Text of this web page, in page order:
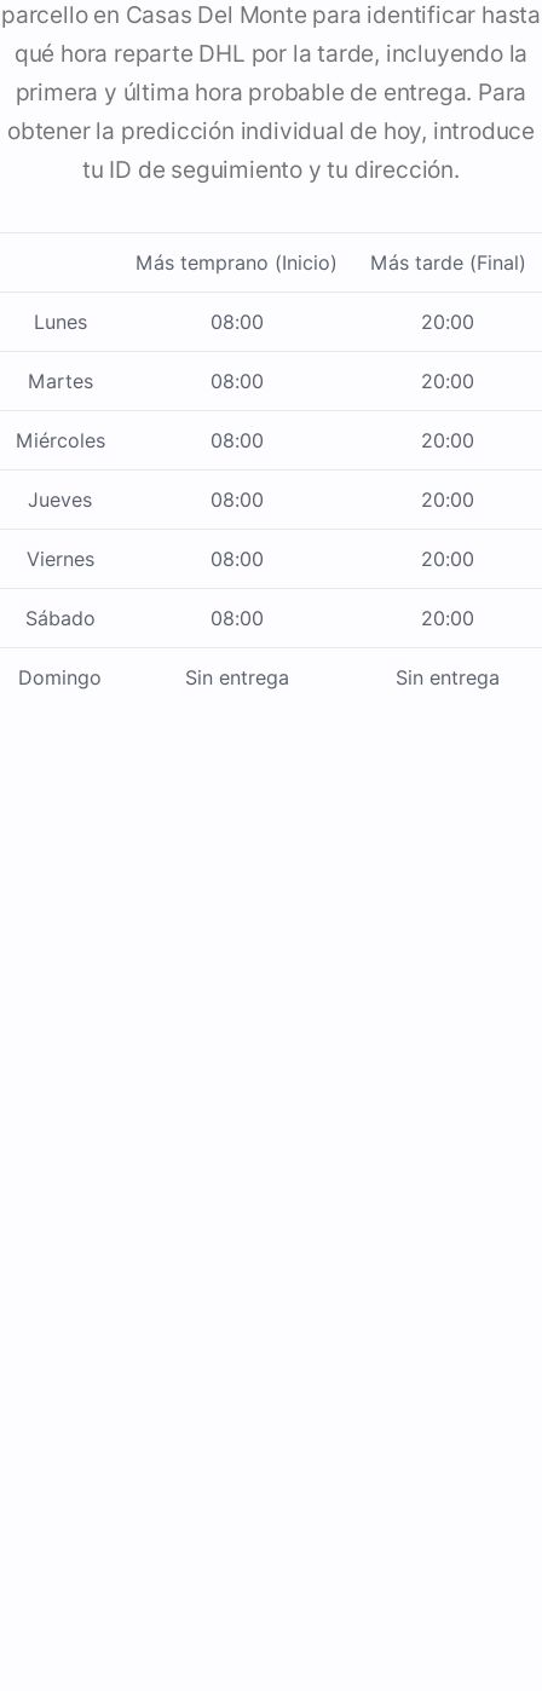
parcello en Casas Del Monte para identificar hasta
qué hora reparte DHL por la tarde, incluyendo la
primera y última hora probable de entrega. Para
obtener la predicción individual de hoy, introduce
tu ID de seguimiento y tu dirección.
Más temprano (Inicio) Más tarde (Final)
Lunes 08:00 20:00
Martes 08:00 20:00
Miércoles 08:00 20:00
Jueves 08:00 20:00
Viernes 08:00 20:00
Sábado 08:00 20:00
Domingo Sin entrega Sin entrega